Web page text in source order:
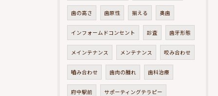
歯の高さ 歯原性 揃える 奥歯
インフォームドコンセント 診査 歯牙形態
メインテナンス メンテナンス 咬み合わせ
嚙み合わせ 歯肉の腫れ 歯科治療
府中駅前 サポーティングテラピー